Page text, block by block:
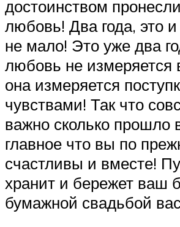
достоинством
любовь! Два года, это
не мало! Это уже два
любовь не измеряется
она измеряется
чувствами! Так что
важно сколько прошло
главное что вы по
счастливы и вместе!
хранит и бережет ваш
бумажной свадьбой